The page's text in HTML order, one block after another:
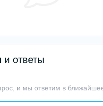
и ответы
и мы ответим в